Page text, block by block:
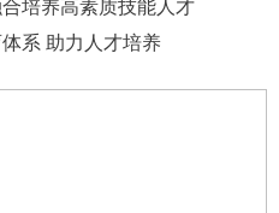
培养高素质技能人才
系 助力人才培养